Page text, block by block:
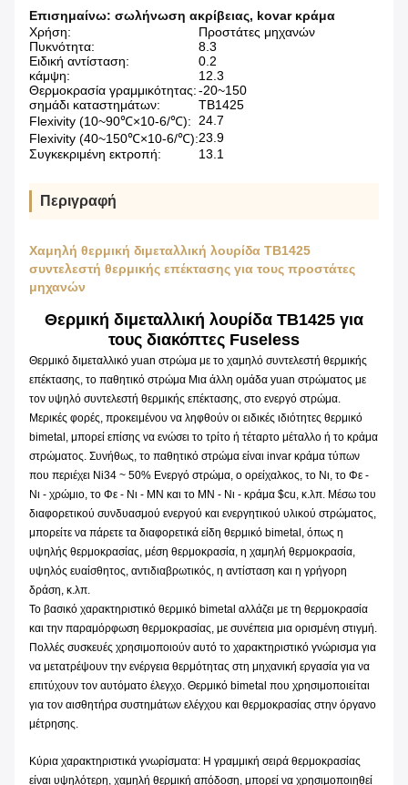
Επισημαίνω: σωλήνωση ακρίβειας, kovar κράμα
Χρήση:
Προστάτες μηχανών
Πυκνότητα:
8.3
Ειδική αντίσταση:
0.2
κάμψη:
12.3
Θερμοκρασία γραμμικότητας:-20~150
σημάδι καταστημάτων:
TB1425
Flexivity (10~90℃×10-6/℃): 24.7
Flexivity (40~150℃×10-6/℃):23.9
Συγκεκριμένη εκτροπή:
13.1
Περιγραφή
Χαμηλή θερμική διμεταλλική λουρίδα TB1425
συντελεστή θερμικής επέκτασης για τους προστάτες
μηχανών
Θερμική διμεταλλική λουρίδα TB1425 για
τους διακόπτες Fuseless
Θερμικό διμεταλλικό yuan στρώμα με το χαμηλό συντελεστή θερμικής
επέκτασης, το παθητικό στρώμα Μια άλλη ομάδα yuan στρώματος με
τον υψηλό συντελεστή θερμικής επέκτασης, στο ενεργό στρώμα.
Μερικές φορές, προκειμένου να ληφθούν οι ειδικές ιδιότητες θερμικό
bimetal, μπορεί επίσης να ενώσει το τρίτο ή τέταρτο μέταλλο ή το κράμα
στρώματος. Συνήθως, το παθητικό στρώμα είναι invar κράμα τύπων
που περιέχει Ni34 ~ 50% Ενεργό στρώμα, ο ορείχαλκος, το Νι, το Φε -
Νι - χρώμιο, το Φε - Νι - ΜΝ και το ΜΝ - Νι - κράμα $cu, κ.λπ. Μέσω του
διαφορετικού συνδυασμού ενεργού και ενεργητικού υλικού στρώματος,
μπορείτε να πάρετε τα διαφορετικά είδη θερμικό bimetal, όπως η
υψηλής θερμοκρασίας, μέση θερμοκρασία, η χαμηλή θερμοκρασία,
υψηλός ευαίσθητος, αντιδιαβρωτικός, η αντίσταση και η γρήγορη
δράση, κ.λπ.
Το βασικό χαρακτηριστικό θερμικό bimetal αλλάζει με τη θερμοκρασία
και την παραμόρφωση θερμοκρασίας, με συνέπεια μια ορισμένη στιγμή.
Πολλές συσκευές χρησιμοποιούν αυτό το χαρακτηριστικό γνώρισμα για
να μετατρέψουν την ενέργεια θερμότητας στη μηχανική εργασία για να
επιτύχουν τον αυτόματο έλεγχο. Θερμικό bimetal που χρησιμοποιείται
για τον αισθητήρα συστημάτων ελέγχου και θερμοκρασίας στην όργανο
μέτρησης.
Κύρια χαρακτηριστικά γνωρίσματα: Η γραμμική σειρά θερμοκρασίας
είναι υψηλότερη, χαμηλή θερμική απόδοση, μπορεί να χρησιμοποιηθεί